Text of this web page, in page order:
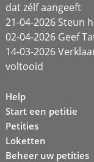
dat zélf aangeeft
21-04-2026 Steun
02-04-2026 Geef
14-03-2026
voltooid
Help
Start een petitie
Petities
Loketten
Beheer uw petities